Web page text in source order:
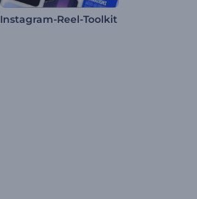
Instagram-Reel-Toolkit